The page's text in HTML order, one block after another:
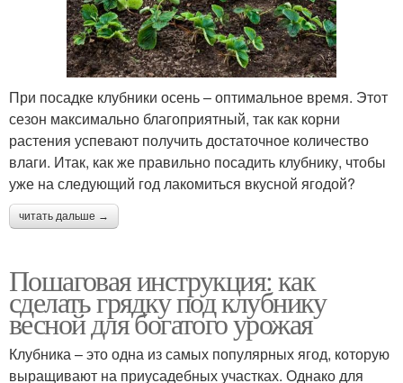
При посадке клубники осень – оптимальное время. Этот
сезон максимально благоприятный, так как корни
растения успевают получить достаточное количество
влаги. Итак, как же правильно посадить клубнику, чтобы
уже на следующий год лакомиться вкусной ягодой?
читать дальше →
Пошаговая инструкция: как
сделать грядку под клубнику
весной для богатого урожая
Клубника – это одна из самых популярных ягод, которую
выращивают на приусадебных участках. Однако для